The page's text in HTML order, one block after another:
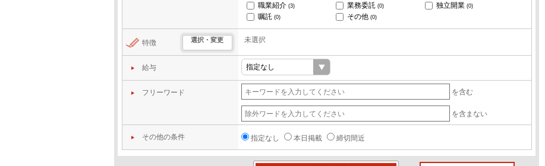
職業紹介 (3) 業務委託 (0) 独立開業 (0)
嘱託 (0) その他 (0)
特徴 選択・変更 未選択
給与
フリーワード を含む
を含まない
その他の条件 指定なし 本日掲載 締切間近